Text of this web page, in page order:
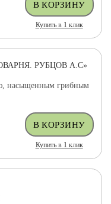
Купить в 1 клик
РУБЦОВ А.С»
насыщенным грибным
Купить в 1 клик